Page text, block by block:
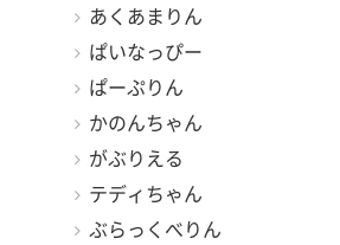
あくあまりん
ぱいなっぴー
ぱーぷりん
かのんちゃん
がぶりえる
テディちゃん
ぶらっくべりん